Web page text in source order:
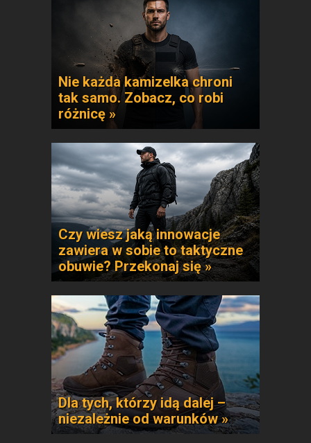
Nie każda kamizelka chroni
tak samo. Zobacz, co robi
różnicę »
Czy wiesz jaką innowacje
zawiera w sobie to taktyczne
obuwie? Przekonaj się »
Dla tych, którzy idą dalej –
niezależnie od warunków »